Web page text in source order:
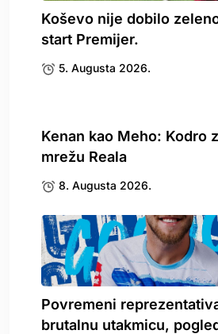
Koševo nije dobilo
start Premijer.
5. Augusta 2026.
Kenan kao Meho: Kodro
mrežu Reala
8. Augusta 2026.
Povremeni
brutalnu utakmicu,